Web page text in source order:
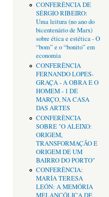
CONFERÊNCIA DE
SÉRGIO RIBEIRO:
Uma leitura (no ano do
bicentenário de Marx)
sobre ética e estética - O
“bom” e o “bonito” em
economia
CONFERÊNCIA
FERNANDO LOPES-
GRAÇA - A OBRA E O
HOMEM - 1 DE
MARÇO, NA CASA
DAS ARTES
CONFERÊNCIA
SOBRE "O ALEIXO:
ORIGEM,
TRANSFORMAÇÃO E
ORIGEM DE UM
BAIRRO DO PORTO"
CONFERÊNCIA:
MARÍA TERESA
LEÓN: A MEMÓRIA
MELANCÓLICA DE